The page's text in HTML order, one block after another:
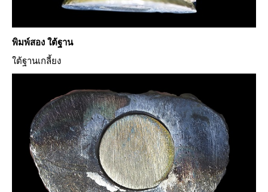
พิมพ์สอง ใต้ฐาน
ต้ฐานเกลี้ยง